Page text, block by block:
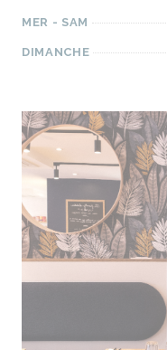
MER - SAM
DIMANCHE